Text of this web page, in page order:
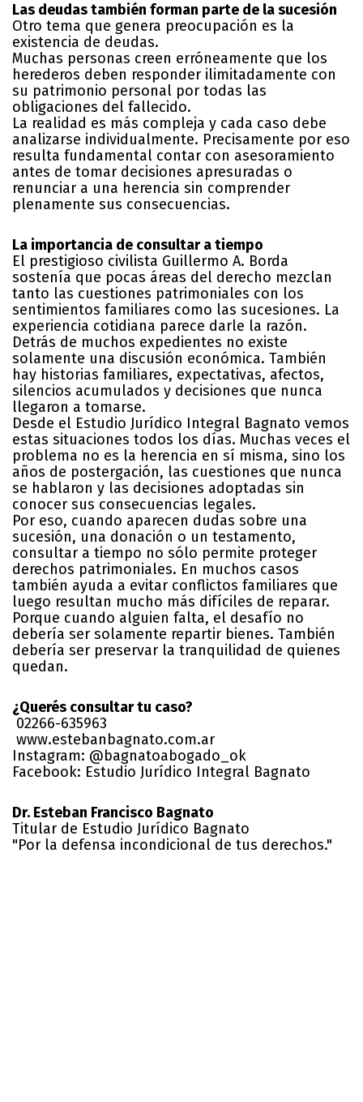
Las deudas también forman parte de la sucesión
Otro tema que genera preocupación es la
existencia de deudas.
Muchas personas creen erróneamente que los
herederos deben responder ilimitadamente con
su patrimonio personal por todas las
obligaciones del fallecido.
La realidad es más compleja y cada caso debe
analizarse individualmente. Precisamente por eso
resulta fundamental contar con asesoramiento
antes de tomar decisiones apresuradas o
renunciar a una herencia sin comprender
plenamente sus consecuencias.
La importancia de consultar a tiempo
El prestigioso civilista Guillermo A. Borda
sostenía que pocas áreas del derecho mezclan
tanto las cuestiones patrimoniales con los
sentimientos familiares como las sucesiones. La
experiencia cotidiana parece darle la razón.
Detrás de muchos expedientes no existe
solamente una discusión económica. También
hay historias familiares, expectativas, afectos,
silencios acumulados y decisiones que nunca
llegaron a tomarse.
Desde el Estudio Jurídico Integral Bagnato vemos
estas situaciones todos los días. Muchas veces el
problema no es la herencia en sí misma, sino los
años de postergación, las cuestiones que nunca
se hablaron y las decisiones adoptadas sin
conocer sus consecuencias legales.
Por eso, cuando aparecen dudas sobre una
sucesión, una donación o un testamento,
consultar a tiempo no sólo permite proteger
derechos patrimoniales. En muchos casos
también ayuda a evitar conflictos familiares que
luego resultan mucho más difíciles de reparar.
Porque cuando alguien falta, el desafío no
debería ser solamente repartir bienes. También
debería ser preservar la tranquilidad de quienes
quedan.
¿Querés consultar tu caso?
02266-635963
www.estebanbagnato.com.ar
Instagram: @bagnatoabogado_ok
Facebook: Estudio Jurídico Integral Bagnato
Dr. Esteban Francisco Bagnato
Titular de Estudio Jurídico Bagnato
"Por la defensa incondicional de tus derechos."